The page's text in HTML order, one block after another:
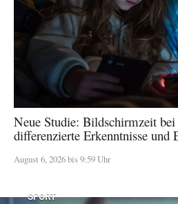
Neue Studie: Bildschirmzeit
differenzierte Erkenntnisse und
August 6, 2026 bis 9:59 Uhr
SPORT